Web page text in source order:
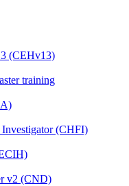
(CEHv13)
training
(CHFI)
v2 (CND)